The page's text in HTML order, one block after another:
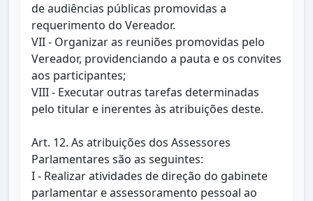
de audiências públicas promovidas a
requerimento do Vereador.
VII - Organizar as reuniões promovidas pelo
Vereador, providenciando a pauta e os convites
aos participantes;
VIII - Executar outras tarefas determinadas
pelo titular e inerentes às atribuições deste.
Art. 12. As atribuições dos Assessores
Parlamentares são as seguintes:
I - Realizar atividades de direção do gabinete
parlamentar e assessoramento pessoal ao